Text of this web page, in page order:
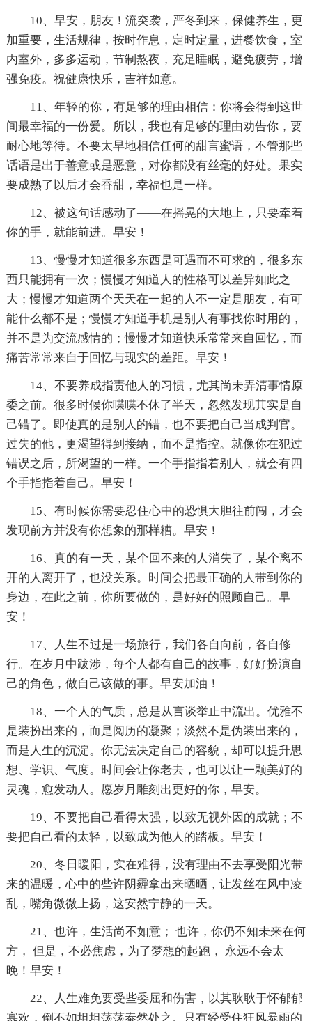
10、早安，朋友！流突袭，严冬到来，保健养生，更
加重要，生活规律，按时作息，定时定量，进餐饮食，室
内室外，多多运动，节制熬夜，充足睡眠，避免疲劳，增
强免疫。祝健康快乐，吉祥如意。
11、年轻的你，有足够的理由相信：你将会得到这世
间最幸福的一份爱。所以，我也有足够的理由劝告你，要
耐心地等待。不要太早地相信任何的甜言蜜语，不管那些
话语是出于善意或是恶意，对你都没有丝毫的好处。果实
要成熟了以后才会香甜，幸福也是一样。
12、被这句话感动了——在摇晃的大地上，只要牵着
你的手，就能前进。早安！
13、慢慢才知道很多东西是可遇而不可求的，很多东
西只能拥有一次；慢慢才知道人的性格可以差异如此之
大；慢慢才知道两个天天在一起的人不一定是朋友，有可
能什么都不是；慢慢才知道手机是别人有事找你时用的，
并不是为交流感情的；慢慢才知道快乐常常来自回忆，而
痛苦常常来自于回忆与现实的差距。早安！
14、不要养成指责他人的习惯，尤其尚未弄清事情原
委之前。很多时候你喋喋不休了半天，忽然发现其实是自
己错了。即使真的是别人的错，也不要把自己当成判官。
过失的他，更渴望得到接纳，而不是指控。就像你在犯过
错误之后，所渴望的一样。一个手指指着别人，就会有四
个手指指着自己。早安！
15、有时候你需要忍住心中的恐惧大胆往前闯，才会
发现前方并没有你想象的那样糟。早安！
16、真的有一天，某个回不来的人消失了，某个离不
开的人离开了，也没关系。时间会把最正确的人带到你的
身边，在此之前，你所要做的，是好好的照顾自己。早
安！
17、人生不过是一场旅行，我们各自向前，各自修
行。在岁月中跋涉，每个人都有自己的故事，好好扮演自
己的角色，做自己该做的事。早安加油！
18、一个人的气质，总是从言谈举止中流出。优雅不
是装扮出来的，而是阅历的凝聚；淡然不是伪装出来的，
而是人生的沉淀。你无法决定自己的容貌，却可以提升思
想、学识、气度。时间会让你老去，也可以让一颗美好的
灵魂，愈发动人。愿岁月雕刻出更好的你，早安。
19、不要把自己看得太强，以致无视外因的成就；不
要把自己看的太轻，以致成为他人的踏板。早安！
20、冬日暖阳，实在难得，没有理由不去享受阳光带
来的温暖，心中的些许阴霾拿出来晒晒，让发丝在风中凌
乱，嘴角微微上扬，这安然宁静的一天。
21、也许，生活尚不如意； 也许，你仍不知未来在何
方， 但是，不必焦虑，为了梦想的起跑， 永远不会太
晚！早安！
22、人生难免要受些委屈和伤害，以其耿耿于怀郁郁
寡欢，倒不如坦坦荡荡泰然处之。只有经受住狂风暴雨的